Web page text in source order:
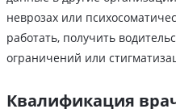
неврозах или
работать, получить
ограничений или
Квалификация